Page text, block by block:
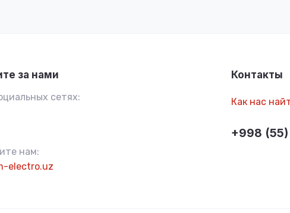
за нами
сетях:
нам:
electro.uz
Контакты
Как нас
+998 (55)